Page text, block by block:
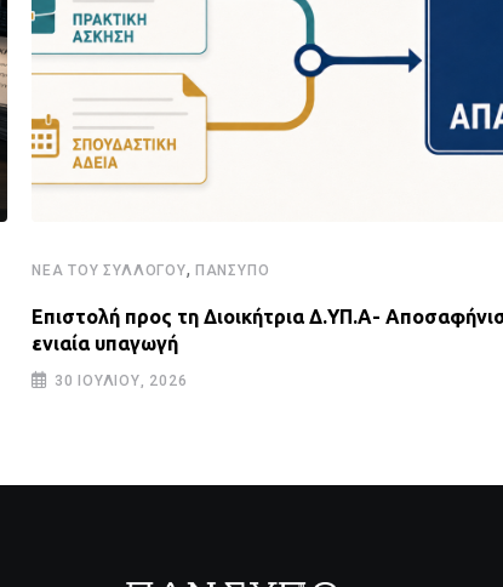
ΝΈΑ ΤΟΥ ΣΥΛΛΌΓΟΥ, ΠΑΝΣΥΠΟ
Επιστολή προς τη Διοικήτρια Δ.ΥΠ.Α-
ενιαία υπαγωγή
30 ΙΟΥΛΊΟΥ, 2026